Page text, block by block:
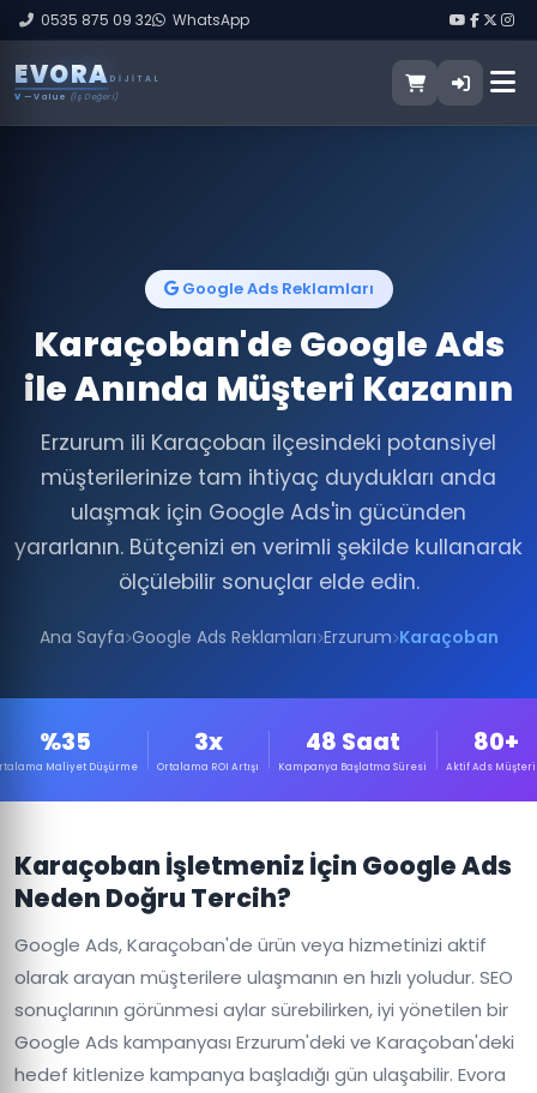
0535 875 09 32 WhatsApp
EVORA DIJITAL
V — Value (İş Değeri)
Google Ads Reklamları
Karaçoban'de Google Ads
ile Anında Müşteri Kazanın
Erzurum ili Karaçoban ilçesindeki potansiyel
müşterilerinize tam ihtiyaç duydukları anda
ulaşmak için Google Ads'in gücünden
yararlanın. Bütçenizi en verimli şekilde kullanarak
ölçülebilir sonuçlar elde edin.
Ana Sayfa Google Ads Reklamları Erzurum Karaçoban
%35
Maliyet Düşürme
3x
Ortalama ROI Artışı
48 Saat
Kampanya Başlatma Süresi
80+
Aktif Ads
Karaçoban İşletmeniz İçin Google Ads
Neden Doğru Tercih?
Google Ads, Karaçoban'de ürün veya hizmetinizi aktif
olarak arayan müşterilere ulaşmanın en hızlı yoludur. SEO
sonuçlarının görünmesi aylar sürebilirken, iyi yönetilen bir
Google Ads kampanyası Erzurum'deki ve Karaçoban'deki
hedef kitlenize kampanya başladığı gün ulaşabilir. Evora